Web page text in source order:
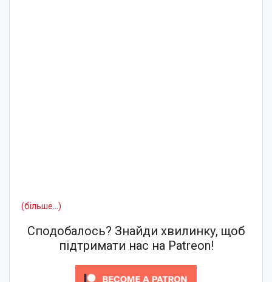
(більше…)
Сподобалось? Знайди хвилинку, щоб
підтримати нас на Patreon!